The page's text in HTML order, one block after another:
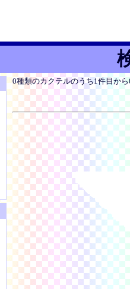
0種類のカクテルのうち1件目か